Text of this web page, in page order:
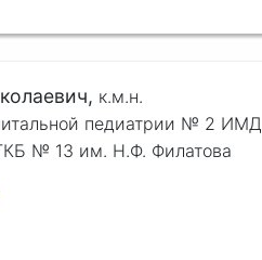
к.м.н.
педиатрии № 2 ИМД
№ 13 им. Н.Ф. Филатова